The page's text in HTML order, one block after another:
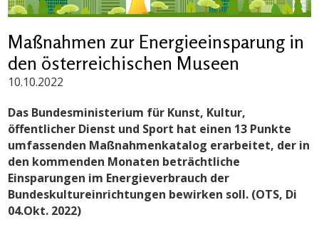
Maßnahmen zur Energieeinsparung in
den österreichischen Museen
10.10.2022
Das Bundesministerium für Kunst, Kultur,
öffentlicher Dienst und Sport hat einen 13 Punkte
umfassenden Maßnahmenkatalog erarbeitet, der in
den kommenden Monaten beträchtliche
Einsparungen im Energieverbrauch der
Bundeskultureinrichtungen bewirken soll. (OTS, Di
04.Okt. 2022)